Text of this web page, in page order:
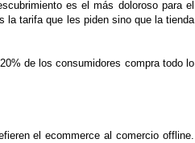
es el más doloroso para el
la tarifa que les piden sino que la tienda
de los consumidores compra todo lo
el ecommerce al comercio offline.